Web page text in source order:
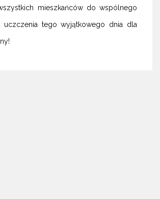
mieszkańców do wspólnego
uczczenia tego wyjątkowego dnia dla